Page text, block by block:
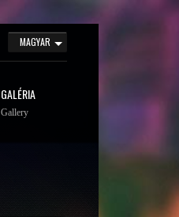
MAGYAR
GALÉRIA
Gallery